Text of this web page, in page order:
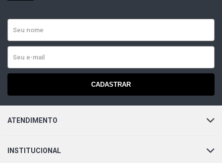
CADASTRAR
ATENDIMENTO
INSTITUCIONAL